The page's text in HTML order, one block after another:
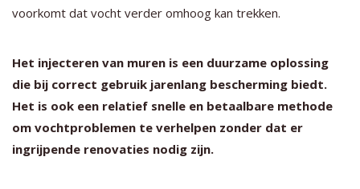
voorkomt dat vocht verder omhoog kan trekken.
Het injecteren van muren is een duurzame oplossing
die bij correct gebruik jarenlang bescherming biedt.
Het is ook een relatief snelle en betaalbare methode
om vochtproblemen te verhelpen zonder dat er
ingrijpende renovaties nodig zijn.